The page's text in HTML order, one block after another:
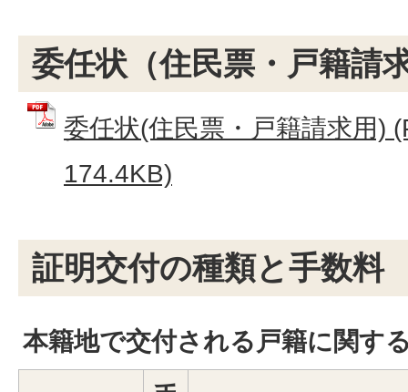
委任状（住民票・戸籍請
委任状(住民票・戸籍請求用)
174.4KB)
証明交付の種類と手数料
本籍地で交付される戸籍に関す